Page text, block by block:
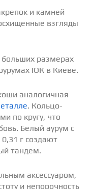
и камней
взгляды
размерах
ЮК в Киеве.
аналогичная
. Кольцо-
по кругу, что
Белый аурум с
г создают
тандем.
аксессуаром,
и непорочность